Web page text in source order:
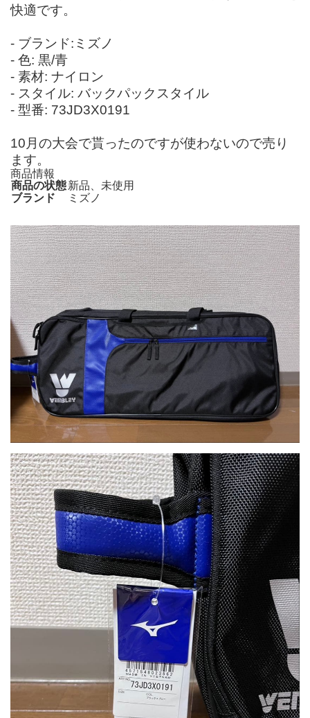
快適です。
- ブランド:ミズノ
- 色: 黒/青
- 素材: ナイロン
- スタイル: バックパックスタイル
- 型番: 73JD3X0191
10月の大会で貰ったのですが使わないので売り
ます。
商品情報
商品の状態新品、未使用
ブランド
ミズノ